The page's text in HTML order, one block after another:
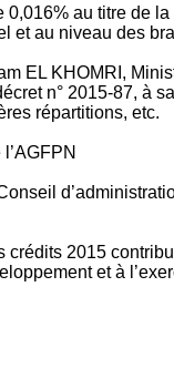
au titre de
au niveau des
EL KHOMRI,
n° 2015-87, à
répartitions, etc.
2015
et à